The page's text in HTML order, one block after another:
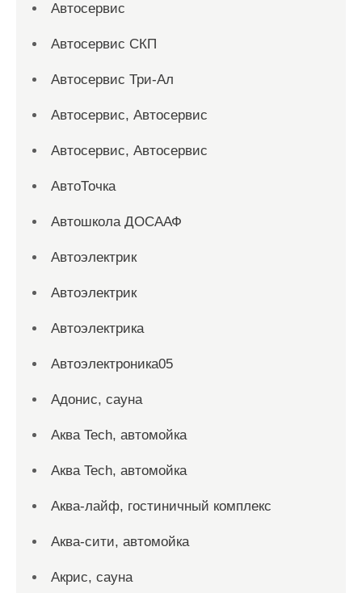
Автосервис
Автосервис СКП
Автосервис Три-Ал
Автосервис, Автосервис
Автосервис, Автосервис
АвтоТочка
Автошкола ДОСААФ
Автоэлектрик
Автоэлектрик
Автоэлектрика
Автоэлектроника05
Адонис, сауна
Аква Tech, автомойка
Аква Tech, автомойка
Аква-лайф, гостиничный комплекс
Аква-сити, автомойка
Акрис, сауна